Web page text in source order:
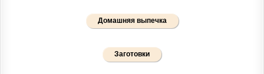
Домашняя выпечка
Заготовки